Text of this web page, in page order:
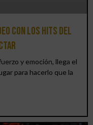
con los hits del
y emoción, llega el
para hacerlo que la